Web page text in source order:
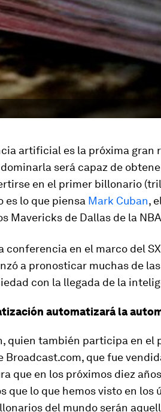
artificial es la próxima gran
será capaz de
en el primer billonario
es lo que piensa Mark Cuban,
Mavericks de Dallas de la
conferencia en el marco del
a pronosticar muchas de
con la llegada de la
automatizará la
quien también participa en el
Broadcast.com, que fue
que en los próximos diez
que lo que hemos visto en los
del mundo serán